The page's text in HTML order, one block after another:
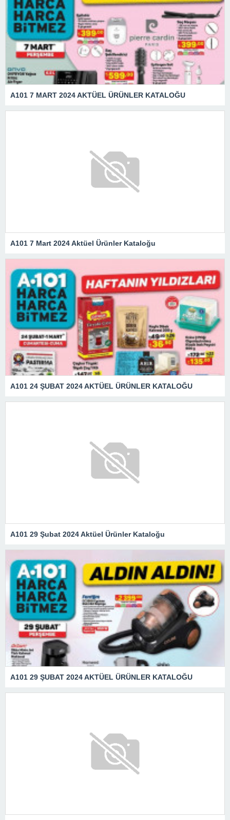
A101 7 MART 2024 AKTÜEL ÜRÜNLER KATALOĞU
A101 7 Mart 2024 Aktüel Ürünler Kataloğu
A101 24 ŞUBAT 2024 AKTÜEL ÜRÜNLER KATALOĞU
A101 29 Şubat 2024 Aktüel Ürünler Kataloğu
A101 29 ŞUBAT 2024 AKTÜEL ÜRÜNLER KATALOĞU